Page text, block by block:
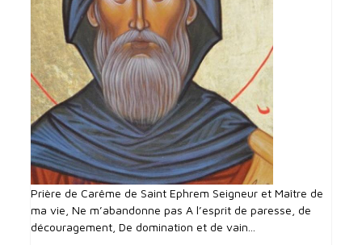
Prière de Carême de Saint Ephrem Seigneur et Maître de
ma vie, Ne m’abandonne pas A l’esprit de paresse, de
découragement, De domination et de vain...